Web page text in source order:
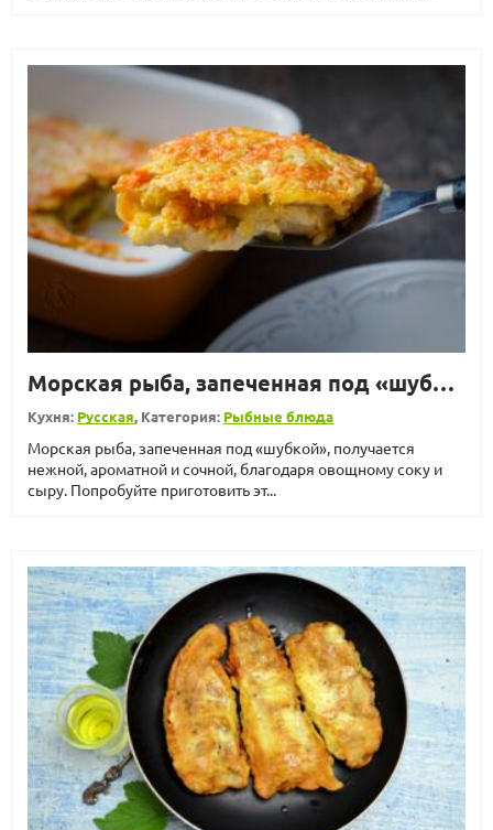
Морская рыба, запеченная под «шубкой»
Кухня: Русская, Категория: Рыбные блюда
Морская рыба, запеченная под «шубкой», получается
нежной, ароматной и сочной, благодаря овощному соку и
сыру. Попробуйте приготовить эт...